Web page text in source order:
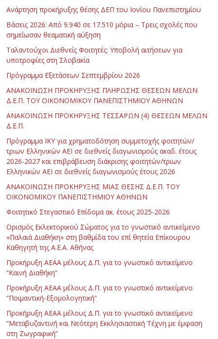
Ανάρτηση προκήρυξης θέσης ΔΕΠ του Ιονίου Πανεπιστημίου
Βάσεις 2026: Από 9.940 σε 17.510 μόρια – Τρεις σχολές που
σημείωσαν θεαματική αύξηση
Ταλαντούχοι Διεθνείς Φοιτητές: Υποβολή αιτήσεων για
υποτροφίες στη Σλοβακία
Πρόγραμμα Εξετάσεων Σεπτεμβρίου 2026
ΑΝΑΚΟΙΝΩΣΗ ΠΡΟΚΗΡΥΞΗΣ ΠΛΗΡΩΣΗΣ ΘΕΣΕΩΝ ΜΕΛΩΝ
Δ.Ε.Π. ΤΟΥ ΟΙΚΟΝΟΜΙΚΟΥ ΠΑΝΕΠΙΣΤΗΜΙΟΥ ΑΘΗΝΩΝ
ΑΝΑΚΟΙΝΩΣΗ ΠΡΟΚΗΡΥΞΗΣ ΤΕΣΣΑΡΩΝ (4) ΘΕΣΕΩΝ ΜΕΛΩΝ
Δ.Ε.Π.
Πρόγραμμα ΙΚΥ για χρηματοδότηση συμμετοχής φοιτητών/
τριων Ελληνικών ΑΕΙ σε διεθνείς διαγωνισμούς ακαδ. έτους
2026-2027 και επιβράβευση διάκρισης φοιτητών/τριων
Ελληνικών ΑΕΙ σε διεθνείς διαγωνισμούς έτους 2026
ΑΝΑΚΟΙΝΩΣΗ ΠΡΟΚΗΡΥΞΗΣ ΜΙΑΣ ΘΕΣΗΣ Δ.Ε.Π. ΤΟΥ
ΟΙΚΟΝΟΜΙΚΟΥ ΠΑΝΕΠΙΣΤΗΜΙΟΥ ΑΘΗΝΩΝ
Φοιτητικό Στεγαστικό Επίδομα ακ. έτους 2025-2026
Ορισμός Εκλεκτορικού Σώματος για το γνωστικό αντικείμενο
«Παλαιά Διαθήκη» στη βαθμίδα του επί θητεία Επίκουρου
Καθηγητή της Α.Ε.Α. Αθήνας
Προκήρυξη ΑΕΑΑ μέλους Δ.Π. για το γνωστικό αντικείμενο
“Καινή Διαθήκη”
Προκήρυξη ΑΕΑΑ μέλους Δ.Π. για το γνωστικό αντικείμενο
“Ποιμαντική-Εξομολογητική”
Προκήρυξη ΑΕΑΑ μέλους Δ.Π. για το γνωστικό αντικείμενο
“Μεταβυζαντινή και Νεότερη Εκκλησιαστική Τέχνη με έμφαση
στη Ζωγραφική”